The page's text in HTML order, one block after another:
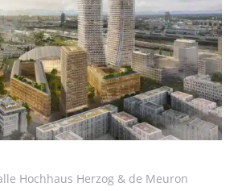
Hochhaus Herzog & de Meuron